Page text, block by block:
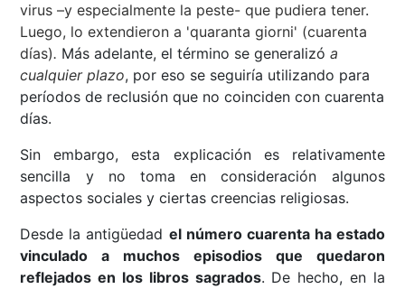
virus –y especialmente la peste- que pudiera tener.
Luego, lo extendieron a 'quaranta giorni' (cuarenta
días). Más adelante, el término se generalizóa
cualquier plazo, por eso se seguiría utilizando para
períodos de reclusión que no coinciden con cuarenta
días.
Sin embargo, esta explicación es relativamente
sencilla y no toma en consideración algunos
aspectos sociales y ciertas creencias religiosas.
Desde la antigüedad el número cuarenta ha estado
vinculado a muchos episodios que quedaron
reflejados en los libros sagrados. De hecho, en la